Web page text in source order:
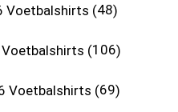
Voetbalshirts 48
Voetbalshirts 106
Voetbalshirts 69